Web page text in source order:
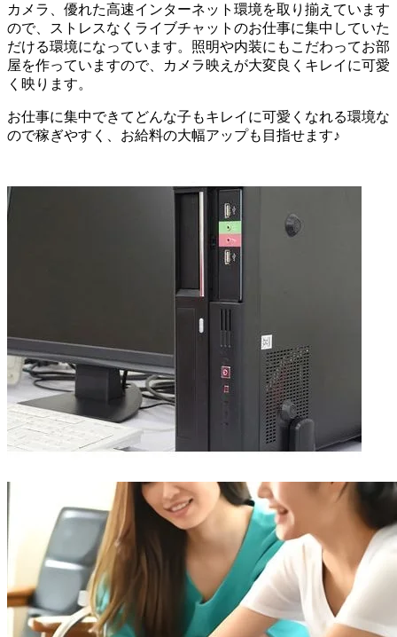
カメラ、優れた高速インターネット環境を取り揃えています
ので、ストレスなくライブチャットのお仕事に集中していた
だける環境になっています。照明や内装にもこだわってお部
屋を作っていますので、カメラ映えが大変良くキレイに可愛
く映ります。
お仕事に集中できてどんな子もキレイに可愛くなれる環境な
ので稼ぎやすく、お給料の大幅アップも目指せます♪